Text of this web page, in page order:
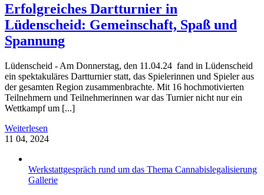
Erfolgreiches Dartturnier in
Lüdenscheid: Gemeinschaft, Spaß und
Spannung
Lüdenscheid - Am Donnerstag, den 11.04.24 fand in Lüdenscheid
ein spektakuläres Dartturnier statt, das Spielerinnen und Spieler aus
der gesamten Region zusammenbrachte. Mit 16 hochmotivierten
Teilnehmern und Teilnehmerinnen war das Turnier nicht nur ein
Wettkampf um [...]
Weiterlesen
11 04, 2024
Werkstattgespräch rund um das Thema Cannabislegalisierung
Gallerie